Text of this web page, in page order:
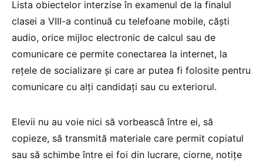
Lista obiectelor interzise în examenul de la finalul
clasei a VIII-a continuă cu telefoane mobile, căști
audio, orice mijloc electronic de calcul sau de
comunicare ce permite conectarea la internet, la
rețele de socializare și care ar putea fi folosite pentru
comunicare cu alți candidați sau cu exteriorul.
Elevii nu au voie nici să vorbească între ei, să
copieze, să transmită materiale care permit copiatul
sau să schimbe între ei foi din lucrare, ciorne, notițe